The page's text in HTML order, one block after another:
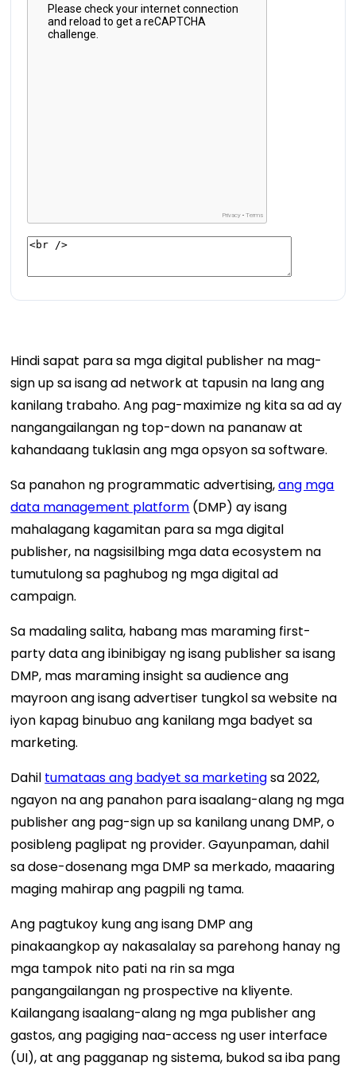
Hindi sapat para sa mga digital publisher na mag-
sign up sa isang ad network at tapusin na lang ang
kanilang trabaho. Ang pag-maximize ng kita sa ad ay
nangangailangan ng top-down na pananaw at
kahandaang tuklasin ang mga opsyon sa software.
Sa panahon ng programmatic advertising,ang mga
data management platform (DMP) ay isang
mahalagang kagamitan para sa mga digital
publisher, na nagsisilbing mga data ecosystem na
tumutulong sa paghubog ng mga digital ad
campaign.
Sa madaling salita, habang mas maraming first-
party data ang ibinibigay ng isang publisher sa isang
DMP, mas maraming insight sa audience ang
mayroon ang isang advertiser tungkol sa website na
iyon kapag binubuo ang kanilang mga badyet sa
marketing.
Dahil tumataas ang badyet sa marketingsa 2022,
ngayon na ang panahon para isaalang-alang ng mga
publisher ang pag-sign up sa kanilang unang DMP, o
posibleng paglipat ng provider. Gayunpaman, dahil
sa dose-dosenang mga DMP sa merkado, maaaring
maging mahirap ang pagpili ng tama.
Ang pagtukoy kung ang isang DMP ang
pinakaangkop ay nakasalalay sa parehong hanay ng
mga tampok nito pati na rin sa mga
pangangailangan ng prospective na kliyente.
Kailangang isaalang-alang ng mga publisher ang
gastos, ang pagiging naa-access ng user interface
(UI), at ang pagganap ng sistema, bukod sa iba pang